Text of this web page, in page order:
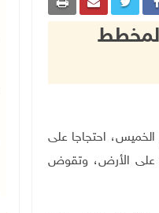
المخطط
الخميس، احتجاجا على
على الأرض، وتقوض